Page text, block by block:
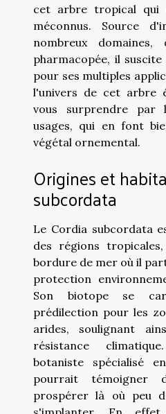
cet arbre tropical qui
méconnus. Source
nombreux
pharmacopée, il
pour ses multiples
l'univers de cet arbre
vous surprendre par
usages, qui en font
végétal ornemental.
Origines et
subcordata
Le Cordia subcordata
des régions
bordure de mer où il
protection
Son biotope se
prédilection pour les
arides, soulignant
résistance
botaniste spécialisé
pourrait témoigner
prospérer là où peu